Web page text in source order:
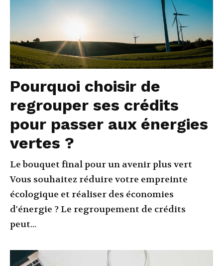
Pourquoi choisir de
regrouper ses crédits
pour passer aux énergies
vertes ?
Le bouquet final pour un avenir plus vert
Vous souhaitez réduire votre empreinte
écologique et réaliser des économies
d'énergie ? Le regroupement de crédits
peut...